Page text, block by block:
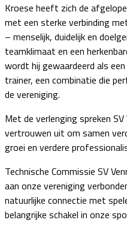
Kroese heeft zich de
met een sterke verbinding
– menselijk, duidelijk en
teamklimaat en een
wordt hij gewaardeerd als
trainer, een combinatie die
de vereniging.
Met de verlenging spreken
vertrouwen uit om samen
groei en verdere
Technische Commissie SV
aan onze vereniging
natuurlijke connectie met
belangrijke schakel in onze